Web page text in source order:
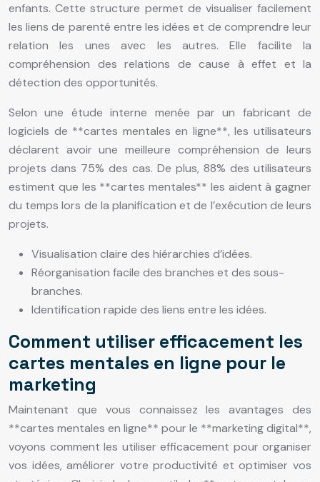
enfants. Cette structure permet de visualiser facilement
les liens de parenté entre les idées et de comprendre leur
relation les unes avec les autres. Elle facilite la
compréhension des relations de cause à effet et la
détection des opportunités.
Selon une étude interne menée par un fabricant de
logiciels de **cartes mentales en ligne**, les utilisateurs
déclarent avoir une meilleure compréhension de leurs
projets dans 75% des cas. De plus, 88% des utilisateurs
estiment que les **cartes mentales** les aident à gagner
du temps lors de la planification et de l’exécution de leurs
projets.
Visualisation claire des hiérarchies d’idées.
Réorganisation facile des branches et des sous-
branches.
Identification rapide des liens entre les idées.
Comment utiliser efficacement les
cartes mentales en ligne pour le
marketing
Maintenant que vous connaissez les avantages des
**cartes mentales en ligne** pour le **marketing digital**,
voyons comment les utiliser efficacement pour organiser
vos idées, améliorer votre productivité et optimiser vos